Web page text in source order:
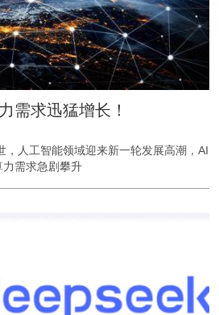
需求迅猛增长！
，人工智能领域迎来新一轮发展高潮，AI
需求急剧攀升